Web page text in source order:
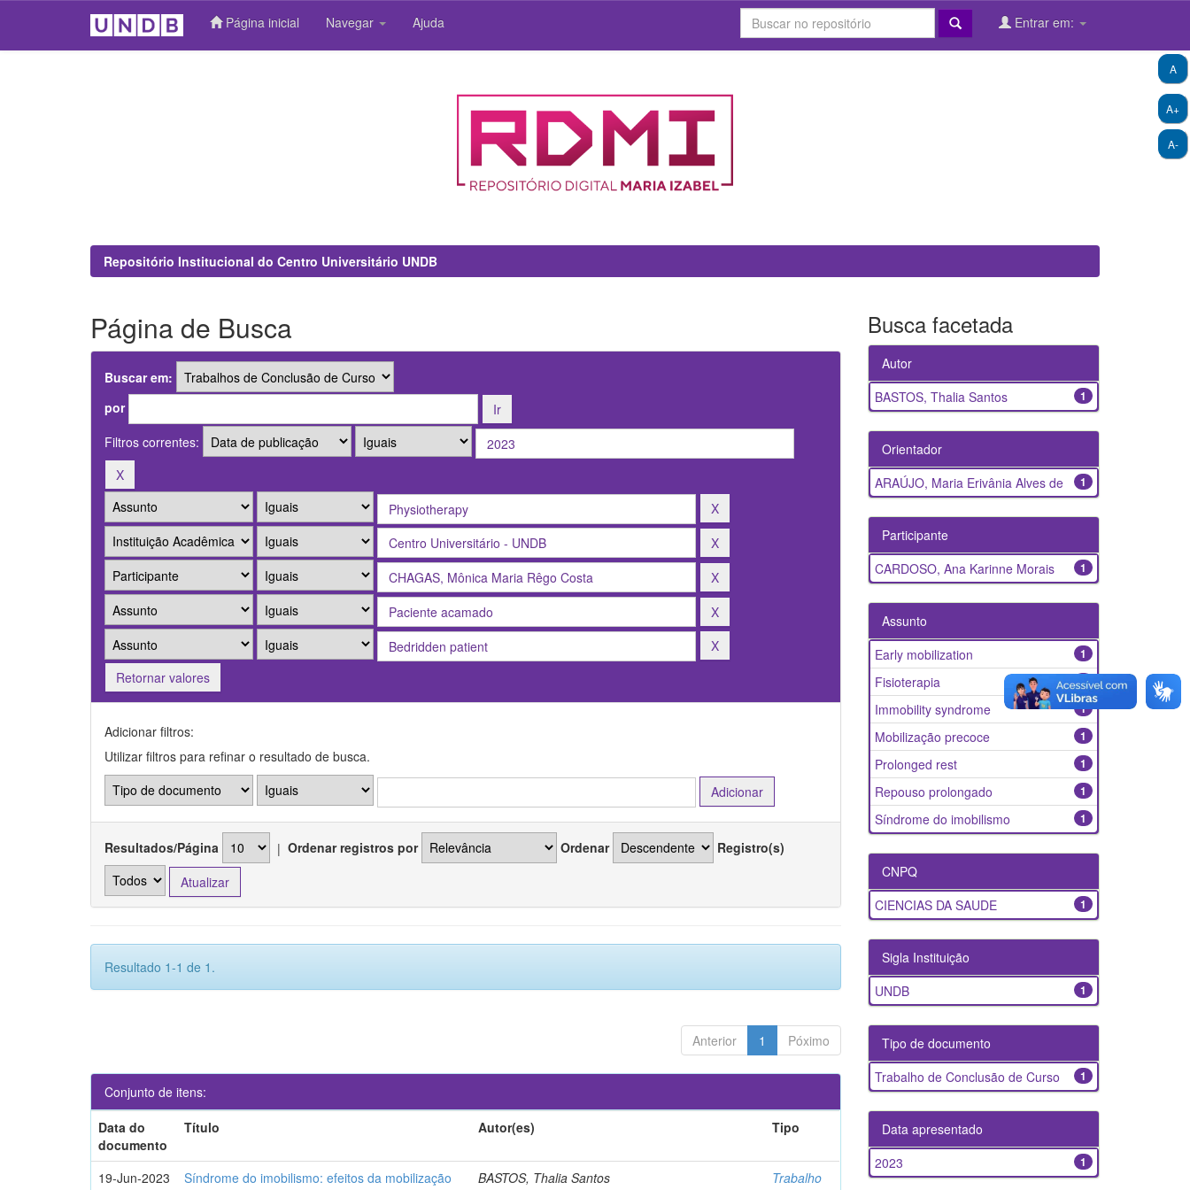
Página inicial Navegar Ajuda Entrar em:
A+
A-
A
Repositório Institucional do Centro Universitário UNDB
Página de Busca
Buscar em:
por
Filtros correntes:
Retornar valores
Adicionar filtros:
Utilizar filtros para refinar o resultado de busca.
Resultados/Página | Ordenar registros por Ordenar Registro(s)
Resultado 1-1 de 1.
Anterior 1 Póximo
Conjunto de itens:
Data do
documento
Título Autor(es) Tipo
19-Jun-2023
Síndrome do imobilismo: efeitos da mobilização
BASTOS, Thalia Santos
Trabalho
Busca facetada
Autor
1
BASTOS, Thalia Santos
Orientador
1
ARAÚJO, Maria Erivânia Alves de
Participante
1
CARDOSO, Ana Karinne Morais
Assunto
1
Early mobilization
1
Fisioterapia
1
Immobility syndrome
1
Mobilização precoce
1
Prolonged rest
1
Repouso prolongado
1
Síndrome do imobilismo
CNPQ
1
CIENCIAS DA SAUDE
Sigla Instituição
1
UNDB
Tipo de documento
1
Trabalho de Conclusão de Curso
Data apresentado
1
2023